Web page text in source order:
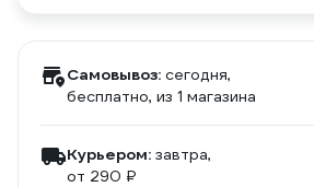
Самовывоз: сегодня,
бесплатно, из 1 магазина
Курьером: завтра,
от 290 ₽